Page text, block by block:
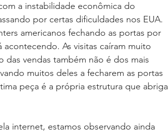
a instabilidade econômica do
por certas dificuldades nos EUA.
americanos fechando as portas por
As visitas caíram muito
vendas também não é dos mais
muitos deles a fecharem as portas
peça é a própria estrutura que abriga
internet, estamos observando ainda